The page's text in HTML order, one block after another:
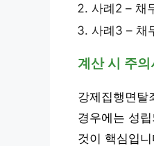
사례2 – 채
사례3 – 채
계산 시 주의
강제집행면탈
경우에는 성
것이 핵심입